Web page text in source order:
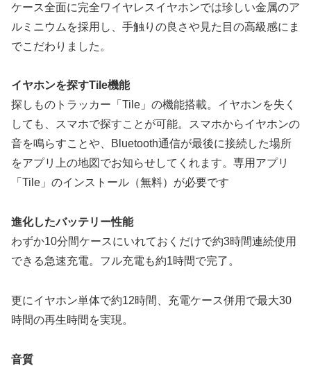
ケース全面に完全ワイヤレスイヤホンでは珍しい金属のア
ルミニウムを採用し、手触りの良さや見た目の高級感にま
でこだわりました。
イヤホンを探すTile機能
探しものトラッカー「Tile」の機能搭載。イヤホンを失く
しても、スマホで探すことが可能。スマホからイヤホンの
音を鳴らすことや、Bluetooth通信が最後に接続した場所
をアプリ上の地図でお知らせしてくれます。専用アプリ
「Tile」のインストール（無料）が必要です
進化したバッテリー性能
わずか10分間ケースにいれておくだけで約3時間連続使用
できる急速充電。フル充電も約1時間で完了。
更にイヤホン単体で約12時間、充電ケース併用で最大30
時間の再生時間を実現。
音質